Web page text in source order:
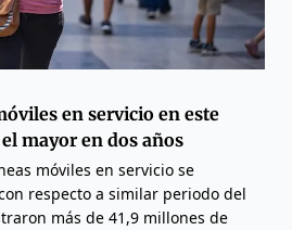
en servicio en este
mayor en dos años
móviles en servicio se
respecto a similar periodo del
más de 41,9 millones de